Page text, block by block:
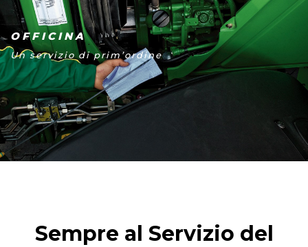
BRAND
NUOVO
+
IL
NOSTRO
USATO
NOLEGGIO
OFFICINA
Un servizio di prim’ordine
Sempre al Servizio del